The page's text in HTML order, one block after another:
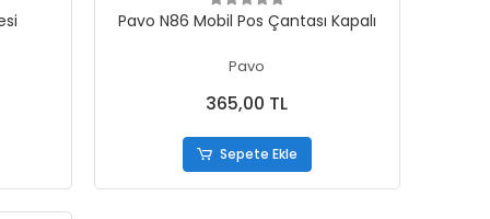
Sepete Ekle
Pavo N86 Mobil Pos Çantası Kapalı
Pavo
365,00 TL
Sepete Ekle